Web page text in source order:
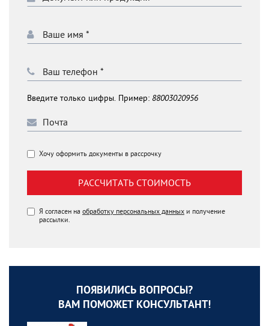
Введите только цифры. Пример: 88003020956
Хочу оформить документы в рассрочку
РАССЧИТАТЬ СТОИМОСТЬ
Я согласен на обработку персональных данных и получение
рассылки.
ПОЯВИЛИСЬ ВОПРОСЫ?
ВАМ ПОМОЖЕТ КОНСУЛЬТАНТ!